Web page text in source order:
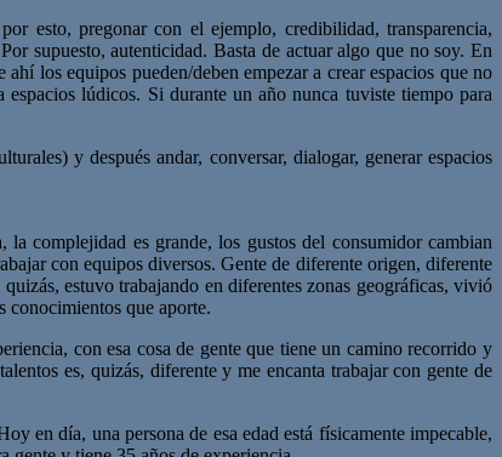
esto, pregonar con el ejemplo, credibilidad, transparencia,
supuesto, autenticidad. Basta de actuar algo que no soy. En
los equipos pueden/deben empezar a crear espacios que no
lúdicos. Si durante un año nunca tuviste tiempo para
y después andar, conversar, dialogar, generar espacios
complejidad es grande, los gustos del consumidor cambian
con equipos diversos. Gente de diferente origen, diferente
estuvo trabajando en diferentes zonas geográficas, vivió
conocimientos que aporte.
con esa cosa de gente que tiene un camino recorrido y
es, quizás, diferente y me encanta trabajar con gente de
en día, una persona de esa edad está físicamente impecable,